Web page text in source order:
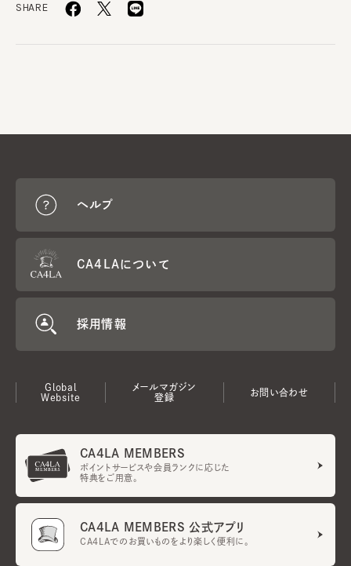
SHARE
ヘルプ
CA4LAについて
採用情報
Global
Website
メールマガジン
登録
お問い合わせ
CA4LA MEMBERS
ポイントサービスや会員ランクに応じた
特典をご用意。
CA4LA MEMBERS 公式アプリ
CA4LAでのお買いものをより楽しく便利に。